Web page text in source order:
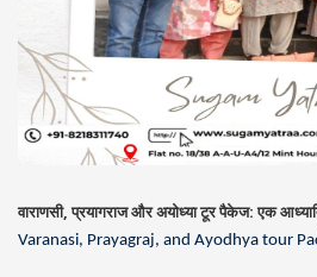
वाराणसी, प्रयागराज और अयोध्या टूर पैकेज: एक
Varanasi, Prayagraj, and Ayodhya tour